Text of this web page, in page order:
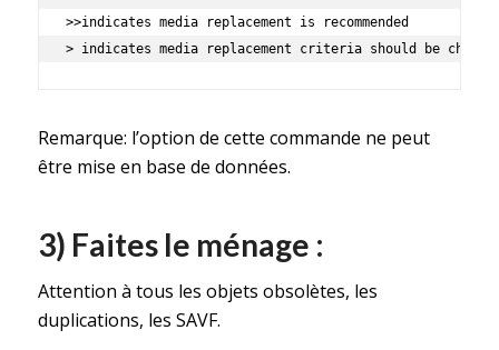
>>indicates media replacement is recommended
> indicates media replacement criteria should be
Remarque: l’option de cette commande ne peut
être mise en base de données.
3) Faites le ménage :
Attention à tous les objets obsolètes, les
duplications, les SAVF.